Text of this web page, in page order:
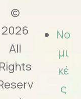
©
2026
All
Rights
Νο
μι
κέ
ς